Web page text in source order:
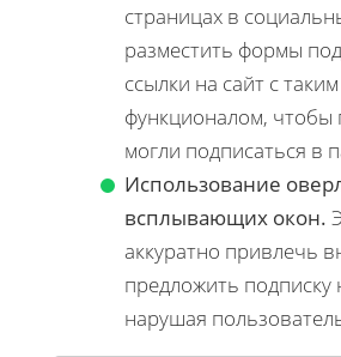
страницах в
разместить формы
ссылки на сайт с таким
функционалом, чтобы
могли подписаться в
Использование
всплывающих окон.
аккуратно привлечь
предложить подписку
нарушая